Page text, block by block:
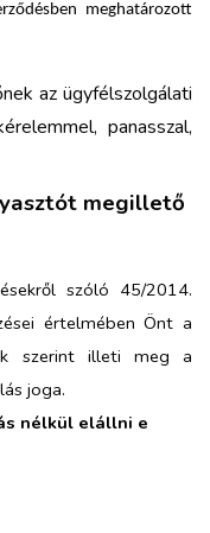
meghatározott
az ügyfélszolgálati
panasszal,
megillető
szóló 45/2014.
értelmében Önt a
szerint illeti meg a
joga.
nélkül elállni e